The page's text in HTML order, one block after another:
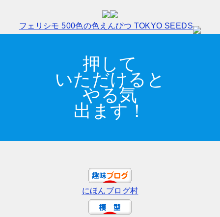
フェリシモ 500色の色えんぴつ TOKYO SEEDS
押して
いただけると
やる気
出ます！
にほんブログ村